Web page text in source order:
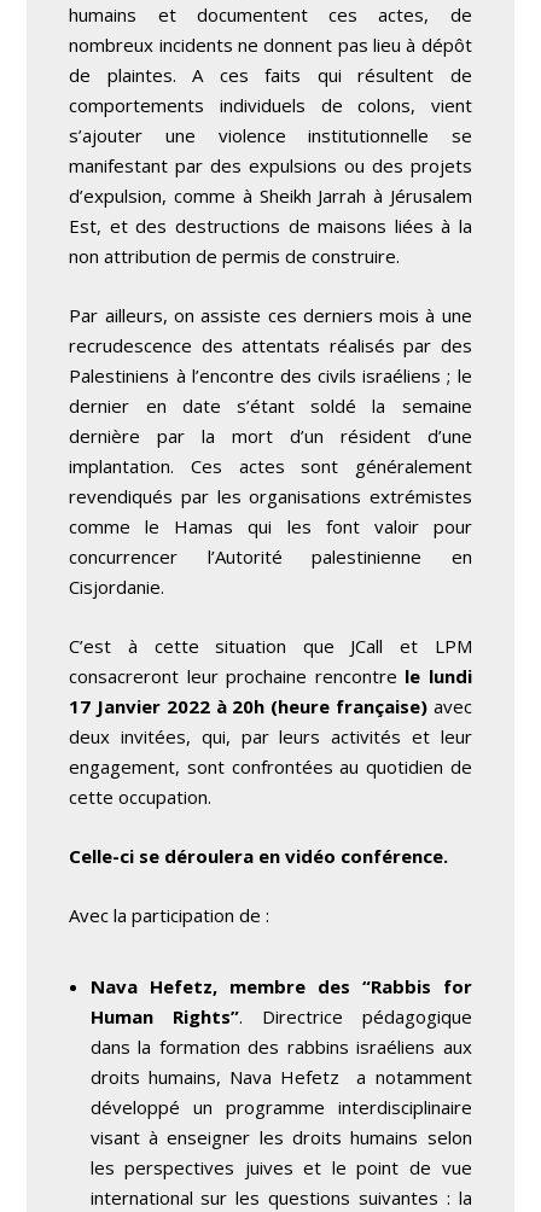
humains et documentent ces actes, de
nombreux incidents ne donnent pas lieu à dépôt
de plaintes. A ces faits qui résultent de
comportements individuels de colons, vient
s’ajouter une violence institutionnelle se
manifestant par des expulsions ou des projets
d’expulsion, comme à Sheikh Jarrah à Jérusalem
Est, et des destructions de maisons liées à la
non attribution de permis de construire.
Par ailleurs, on assiste ces derniers mois à une
recrudescence des attentats réalisés par des
Palestiniens à l’encontre des civils israéliens ; le
dernier en date s’étant soldé la semaine
dernière par la mort d’un résident d’une
implantation. Ces actes sont généralement
revendiqués par les organisations extrémistes
comme le Hamas qui les font valoir pour
concurrencer l’Autorité palestinienne en
Cisjordanie.
C’est à cette situation que JCall et LPM
consacreront leur prochaine rencontre le lundi
17 Janvier 2022 à 20h (heure française) avec
deux invitées, qui, par leurs activités et leur
engagement, sont confrontées au quotidien de
cette occupation.
Celle-ci se déroulera en vidéo conférence.
Avec la participation de :
Nava Hefetz, membre des “Rabbis for
Human Rights”. Directrice pédagogique
dans la formation des rabbins israéliens aux
droits humains, Nava Hefetz a notamment
développé un programme interdisciplinaire
visant à enseigner les droits humains selon
les perspectives juives et le point de vue
international sur les questions suivantes : la